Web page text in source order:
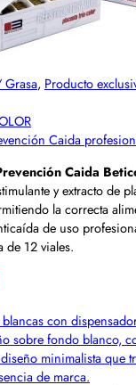
, Producto
Caida
Caida
y extracto de
la correcta
de uso
de 12 viales.